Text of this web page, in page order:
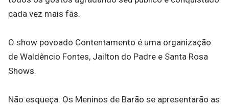
cada vez mais fãs.
O show povoado Contentamento é uma organização
de Waldêncio Fontes, Jailton do Padre e Santa Rosa
Shows.
Não esqueça: Os Meninos de Barão se apresentarão as